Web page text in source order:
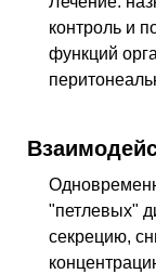
контроль и
функций
"петлевых"
секрецию,